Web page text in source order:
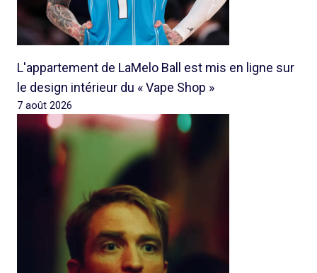
L'appartement de LaMelo Ball est mis en ligne sur
le design intérieur du « Vape Shop »
7 août 2026